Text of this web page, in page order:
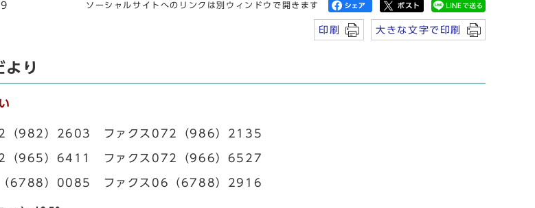
ソーシャルサイトへのリンクは別ウィンドウで開きます
印刷 大きな文字で印刷
より
（982）2603 ファクス072（986）2135
（965）6411 ファクス072（966）6527
（6788）0085 ファクス06（6788）2916